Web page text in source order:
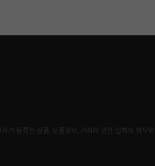
등록한 상품, 상품정보, 거래에 관한 일체의 의무